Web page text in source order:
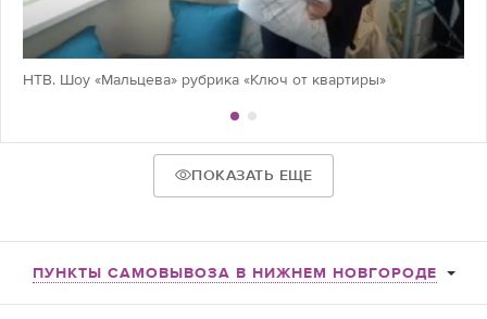
НТВ. Шоу «Мальцева» рубрика «Ключ от квартиры»
ПОКАЗАТЬ ЕЩЕ
ПУНКТЫ САМОВЫВОЗА В НИЖНЕМ НОВГОРОДЕ